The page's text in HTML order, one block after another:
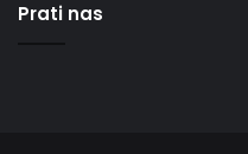
Prati nas